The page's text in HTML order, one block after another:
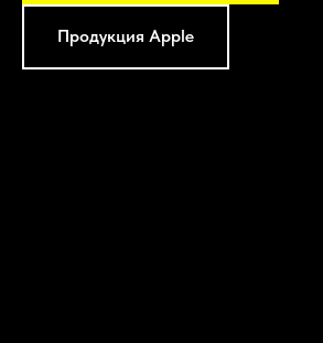
Продукция Apple